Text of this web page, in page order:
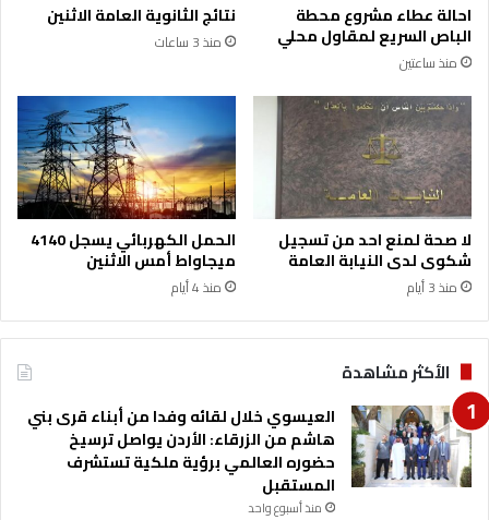
احالة عطاء مشروع محطة
الباص السريع لمقاول محلي
منذ ساعتين
نتائج الثانوية العامة الاثنين
منذ 3 ساعات
لا صحة لمنع احد من تسجيل
شكوى لدى النيابة العامة
منذ 3 أيام
الحمل الكهربائي يسجل 4140
ميجاواط أمس الاثنين
منذ 4 أيام
الأكثر مشاهدة
العيسوي خلال لقائه وفدا من أبناء قرى بني
هاشم من الزرقاء: الأردن يواصل ترسيخ
حضوره العالمي برؤية ملكية تستشرف
المستقبل
منذ أسبوع واحد